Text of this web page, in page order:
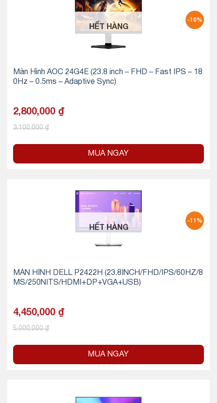
-10%
HẾT HÀNG
Màn Hình AOC 24G4E (23.8 inch – FHD – Fast IPS – 18
0Hz – 0.5ms – Adaptive Sync)
2,800,000 ₫
3,100,000₫
MUA NGAY
-11%
HẾT HÀNG
MÀN HÌNH DELL P2422H (23.8INCH/FHD/IPS/60HZ/8
MS/250NITS/HDMI+DP+VGA+USB)
4,450,000 ₫
5,000,000₫
MUA NGAY